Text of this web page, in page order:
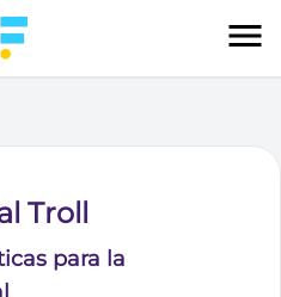
Troll
para la